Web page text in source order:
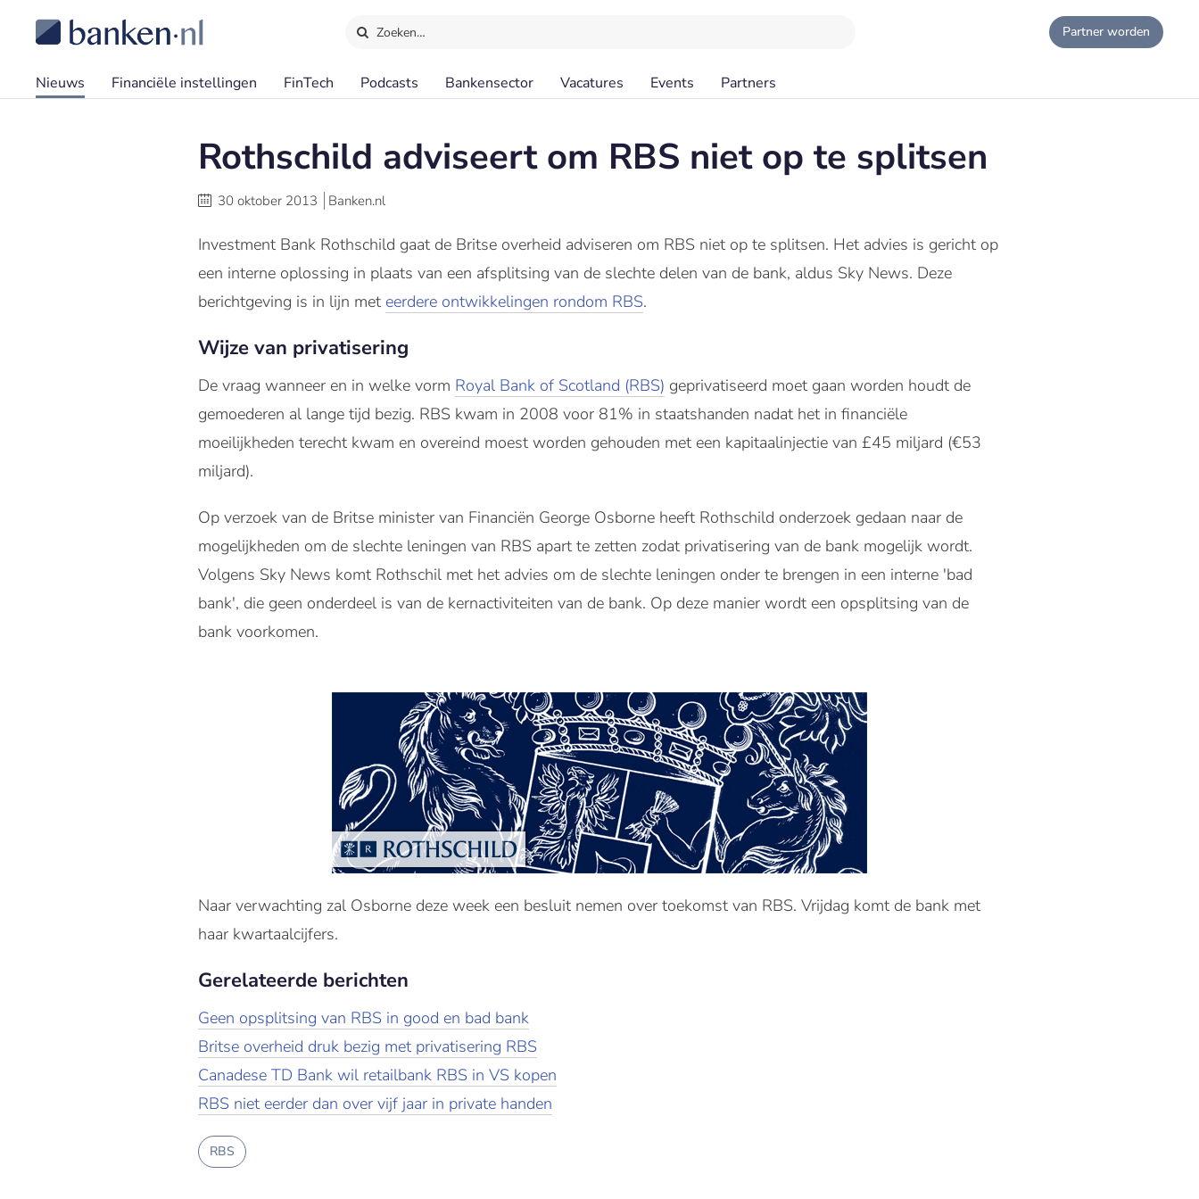
Zoeken… Partner worden
Nieuws Financiële instellingen FinTech Podcasts Bankensector Vacatures Events Partners
Rothschild adviseert om RBS niet op te splitsen
30 oktober 2013 Banken.nl
Investment Bank Rothschild gaat de Britse overheid adviseren om RBS niet op te splitsen. Het advies is gericht op
een interne oplossing in plaats van een afsplitsing van de slechte delen van de bank, aldus Sky News. Deze
berichtgeving is in lijn met eerdere ontwikkelingen rondom RBS.
Wijze van privatisering
De vraag wanneer en in welke vorm Royal Bank of Scotland (RBS) geprivatiseerd moet gaan worden houdt de
gemoederen al lange tijd bezig. RBS kwam in 2008 voor 81% in staatshanden nadat het in financiële
moeilijkheden terecht kwam en overeind moest worden gehouden met een kapitaalinjectie van £45 miljard (€53
miljard).
Op verzoek van de Britse minister van Financiën George Osborne heeft Rothschild onderzoek gedaan naar de
mogelijkheden om de slechte leningen van RBS apart te zetten zodat privatisering van de bank mogelijk wordt.
Volgens Sky News komt Rothschil met het advies om de slechte leningen onder te brengen in een interne 'bad
bank', die geen onderdeel is van de kernactiviteiten van de bank. Op deze manier wordt een opsplitsing van de
bank voorkomen.
Naar verwachting zal Osborne deze week een besluit nemen over toekomst van RBS. Vrijdag komt de bank met
haar kwartaalcijfers.
Gerelateerde berichten
Geen opsplitsing van RBS in good en bad bank
Britse overheid druk bezig met privatisering RBS
Canadese TD Bank wil retailbank RBS in VS kopen
RBS niet eerder dan over vijf jaar in private handen
RBS